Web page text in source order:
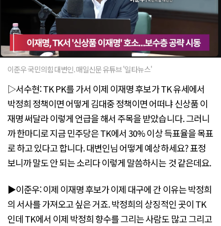
이준우 국민의힘 대변인. 매일신문 유튜브 '일타뉴스'
▷서수현: TK PK를 가서 이제 이재명 후보가 TK 유세에서
박정희 정책이면 어떻게 김대중 정책이면 어떠냐 신상품 이
재명 써달라 이렇게 언급을 해서 주목을 받았습니다. 그러니
까 한마디로 지금 민주당은 TK에서 30% 이상 득표율을 목표
로 하고 있다고 합니다. 대변인님 어떻게 예상하세요? 표정
보니까 말도 안 되는 소리다 이렇게 말씀하시는 것 같은데요.
▶이준우: 이제 이재명 후보가 이제 대구에 간 이유는 박정희
의 서사를 가져오고 싶은 거죠. 박정희의 상징적인 곳이 TK
인데 TK에서 이제 박정희 향수를 그리는 사람도 많고 그리고